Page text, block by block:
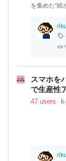
を集めた“給
性。その正
田秀雄教授
「目頭熱く
が話題をか
田教授はバ
スマホを
で生産性
47 users